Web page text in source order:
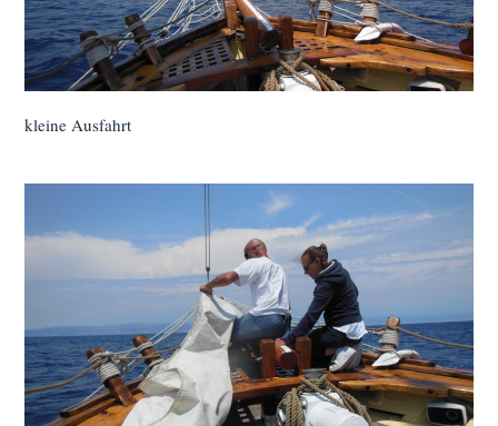
kleine Ausfahrt